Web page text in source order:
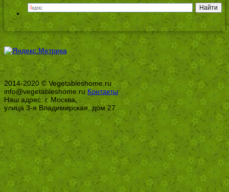
2014-2020 © Vegetableshome.ru
info@vegetableshome.ruКонтакты
Наш адрес: г. Москва,
улица 3-я Владимирская, дом 27